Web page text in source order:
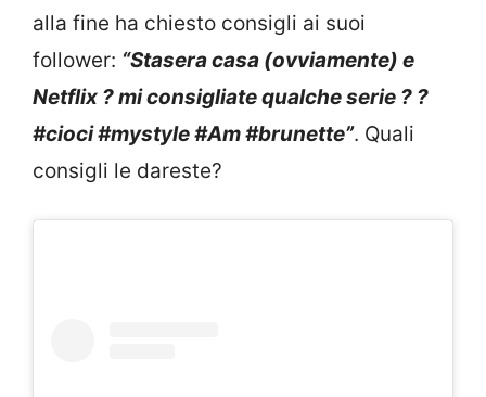
alla fine ha chiesto consigli ai suoi
follower: “Stasera casa (ovviamente) e
Netflix ? mi consigliate qualche serie ? ?
#cioci #mystyle #Am #brunette”. Quali
consigli le dareste?